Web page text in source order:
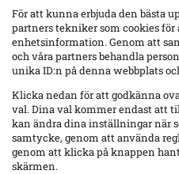
För att kunna erbjuda den bästa
partners tekniker som cookies
enhetsinformation. Genom att
och våra partners behandla
unika ID:n på denna webbplats
Klicka nedan för att godkänna
val. Dina val kommer endast att
kan ändra dina inställningar när
samtycke, genom att använda
genom att klicka på knappen
skärmen.
samtal pågår
Uppgifter: Kalmar